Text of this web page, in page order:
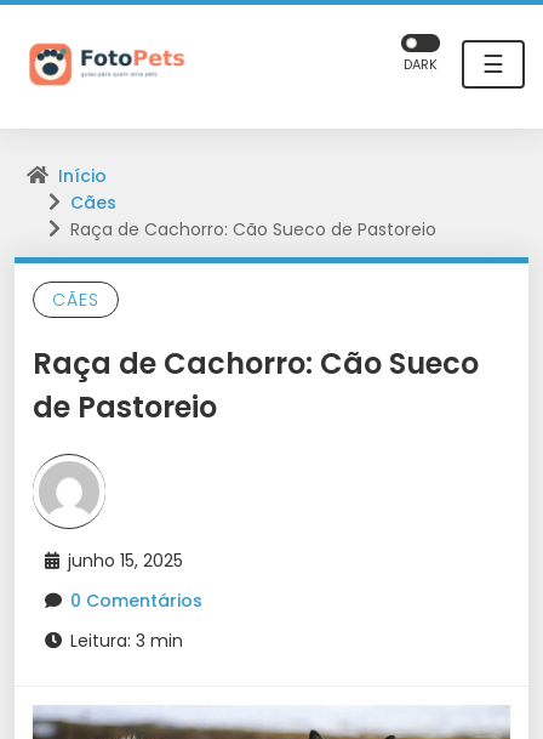
☰
DARK
Início
Cães
Raça de Cachorro: Cão Sueco de Pastoreio
CÃES
Raça de Cachorro: Cão Sueco
de Pastoreio
junho 15, 2025
0 Comentários
Leitura: 3 min